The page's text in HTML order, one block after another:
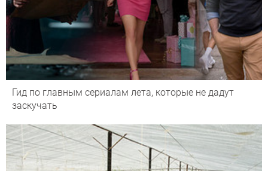
Гид по главным сериалам лета, которые не дадут
заскучать